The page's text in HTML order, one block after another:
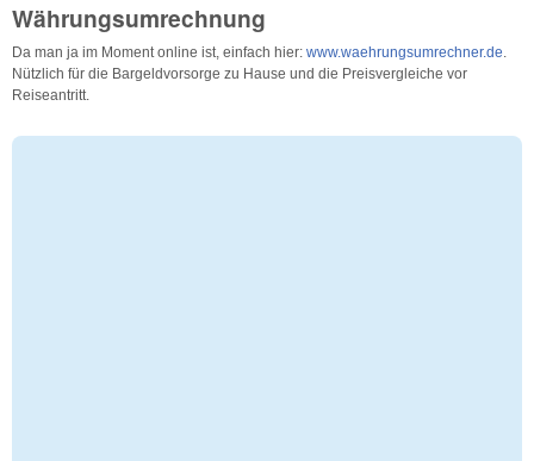
Währungsumrechnung
Da man ja im Moment online ist, einfach hier: www.waehrungsumrechner.de.
Nützlich für die Bargeldvorsorge zu Hause und die Preisvergleiche vor
Reiseantritt.